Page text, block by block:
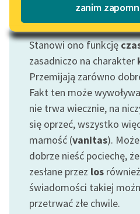
Lektury szkolne i klasyka
literatury do słuchania dla
uczennic i uczniów z
niepełnosprawnościami
E-kolekcja lektur
szkolnych i literatury do
słuchania dla uczennic i
uczniów z
niepełnosprawnościami
Feministyczne inspiracje.
Popularyzacja
skandynawskiej literatury
zanim
Motyw: Przemijanie
Stanowi ono funkcję
zasadniczo na charakter
Przemijają zarówno
Fakt ten może
nie trwa wiecznie, na
się oprzeć, wszystko
marność (vanitas).
dobrze nieść pociechę,
zesłane przez los
świadomości takiej
przetrwać złe chwile.